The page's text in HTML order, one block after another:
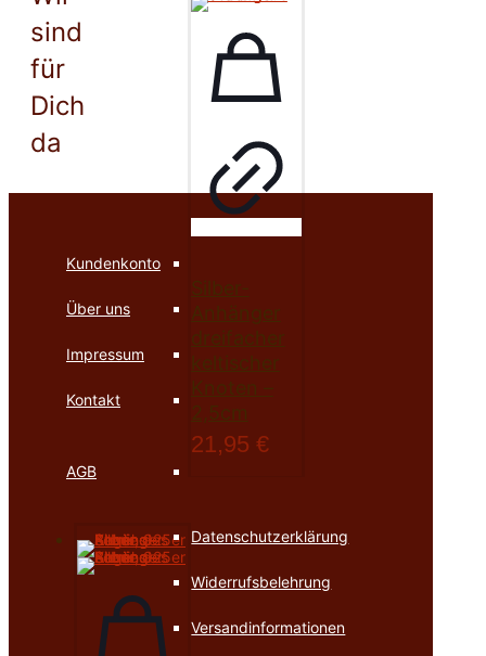
Silber-
Anhänger
dreifacher
keltischer
Knoten –
2,5cm
21,95 €
sind
für
Dich
da
Kundenkonto
Über uns
Impressum
Kontakt
AGB
Datenschutzerklärung
Widerrufsbelehrung
Versandinformationen